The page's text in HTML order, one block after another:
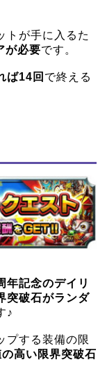
トが手に入るた
が必要です。
ば14回 で終える
年記念のデイリ
突破石がランダ
♪
プする装備の限
高い限界突破石